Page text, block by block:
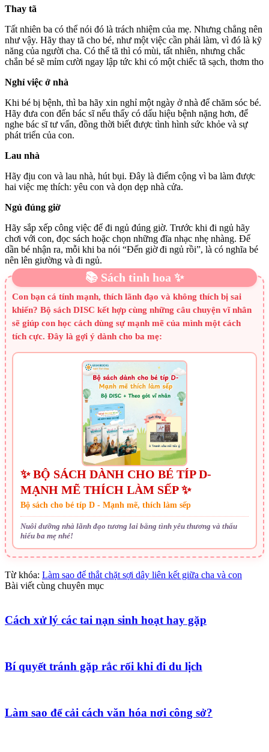
Thay tã
Tất nhiên ba có thể nói đó là trách nhiệm của mẹ. Nhưng chẳng nên
như vậy. Hãy thay tã cho bé, như một việc cần phải làm, vì đó là kỹ
năng của người cha. Có thể tã thì có mùi, tất nhiên, nhưng chắc
chắn bé sẽ mỉm cười ngay lập tức khi có một chiếc tã sạch, thơm tho
Nghỉ việc ở nhà
Khi bé bị bệnh, thì ba hãy xin nghỉ một ngày ở nhà để chăm sóc bé.
Hãy đưa con đến bác sĩ nếu thấy có dấu hiệu bệnh nặng hơn, để
nghe bác sĩ tư vấn, đồng thời biết được tình hình sức khỏe và sự
phát triển của con.
Lau nhà
Hãy địu con và lau nhà, hút bụi. Đây là điểm cộng vì ba làm được
hai việc mẹ thích: yêu con và dọn dẹp nhà cửa.
Ngủ đúng giờ
Hãy sắp xếp công việc để đi ngủ đúng giờ. Trước khi đi ngủ hãy
chơi với con, đọc sách hoặc chọn những đĩa nhạc nhẹ nhàng. Để
dần bé nhận ra, mỗi khi ba nói “Đến giờ đi ngủ rồi”, là có nghĩa bé
nên lên giường và đi ngủ.
📚 Sách tinh hoa ✨
Con bạn cá tính mạnh, thích lãnh đạo và không thích bị sai
khiến? Bộ sách DISC kết hợp cùng những câu chuyện vĩ nhân
sẽ giúp con học cách dùng sự mạnh mẽ của mình một cách
tích cực. Đây là gợi ý dành cho ba mẹ:
✨ BỘ SÁCH DÀNH CHO BÉ TÍP D-
MẠNH MẼ THÍCH LÀM SẾP ✨
Bộ sách cho bé típ D - Mạnh mẽ, thích làm sếp
Nuôi dưỡng nhà lãnh đạo tương lai bằng tình yêu thương và thấu
hiểu ba mẹ nhé!
Từ khóa: Làm sao để thắt chặt sợi dây liên kết giữa cha và con
Bài viết cùng chuyên mục
Cách xử lý các tai nạn sinh hoạt hay gặp
Bí quyết tránh gặp rắc rối khi đi du lịch
Làm sao để cải cách văn hóa nơi công sở?